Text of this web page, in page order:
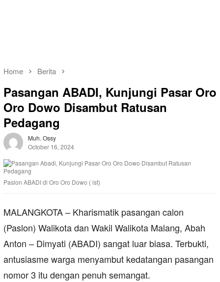
Home Berita
Pasangan ABADI, Kunjungi Pasar Oro
Oro Dowo Disambut Ratusan
Pedagang
Muh. Ossy
October 16, 2024
Paslon ABADI di Oro Oro Dowo ( ist)
MALANGKOTA – Kharismatik pasangan calon
(Paslon) Walikota dan Wakil Walikota Malang, Abah
Anton – Dimyati (ABADI) sangat luar biasa. Terbukti,
antusiasme warga menyambut kedatangan pasangan
nomor 3 itu dengan penuh semangat.